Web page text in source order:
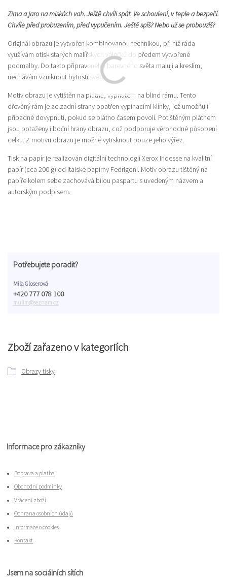
Zima a jaro na miskách vah. Ještě chvíli spát. Ve schoulení, v teple a bezpečí.
Chvíle před probuzením, před vypučením. Ještě spíš? Nebo už se probouzíš?
Originál obrazu je vytvořen kombinovanou technikou, při níž ráda
využívám otisk starých malířských válečků do předem vytvořené
podmalby. Do takto připraveného barevného světa maluji a kreslím,
nechávám vzniknout bytosti světla.
Motiv obrazu je vytištěn na plátně, vypnutém na blind rámu. Tento
dřevěný rám je ze zadní strany opatřen vypínacími klínky, jež umožňují
případné dovypnutí, pokud se plátno časem povolí. Potištěným plátnem
jsou potaženy i boční hrany obrazu, což podporuje věrohodné působení
celku. Z motivu obrazu je možné vytisknout pouze jeho výřez.
Tisk na papír je realizován digitální technologií Xerox Iridesse na kvalitní
papír (cca 200 g) od italské papírny Fedrigoni. Motiv obrazu tištěný na
papíře kolem sebe zachovává bílou paspartu s uvedeným názvem a
autorským podpisem.
Zboží zařazeno v kategoriích
Obrazy tisky
Potřebujete poradit?
Míla Gloserová
+420 777 078 100
mulim@seznam.cz
Informace pro zákazníky
Doprava a platba
Obchodní podmínky
Vrácení zboží
Ochrana osobních údajů
Informace o cookies
Kontakt
Jsem na sociálních sítích